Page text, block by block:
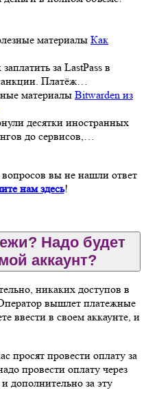
материалы Как
за LastPass в
Платёж…
материалы Bitwarden из
десятки иностранных
до сервисов,…
вы не нашли ответ
нам здесь!
Надо будет
аккаунт?
никаких доступов в
вышлет платежные
ввести в своем аккаунте, и
просят провести оплату за
провести оплату через
дополнительно за эту